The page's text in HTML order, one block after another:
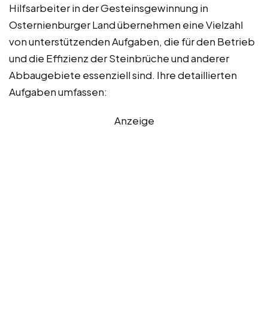
Hilfsarbeiter in der Gesteinsgewinnung in
Osternienburger Land übernehmen eine Vielzahl
von unterstützenden Aufgaben, die für den Betrieb
und die Effizienz der Steinbrüche und anderer
Abbaugebiete essenziell sind. Ihre detaillierten
Aufgaben umfassen:
Anzeige